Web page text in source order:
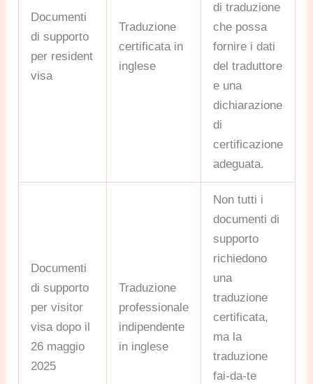
Documenti
di supporto
per resident
visa
Traduzione
certificata in
inglese
di traduzione
che possa
fornire i dati
del traduttore
e una
dichiarazione
di
certificazione
adeguata.
Documenti
di supporto
per visitor
visa dopo il
26 maggio
2025
Traduzione
professionale
indipendente
in inglese
Non tutti i
documenti di
supporto
richiedono
una
traduzione
certificata,
ma la
traduzione
fai-da-te